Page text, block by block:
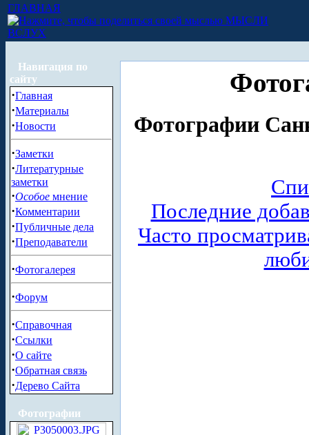
ГЛАВНАЯ
МЫСЛИ
ВСЛУХ
Навигация по
сайту
·Главная
·Материалы
·Новости
·Заметки
·Литературные
заметки
·Особое мнение
·Комментарии
·Публичные дела
·Преподаватели
·Фотогалерея
·Форум
·Справочная
·Ссылки
·О сайте
·Обратная связь
·Дерево Сайта
Фотографии
Фотографии
Последние
Часто